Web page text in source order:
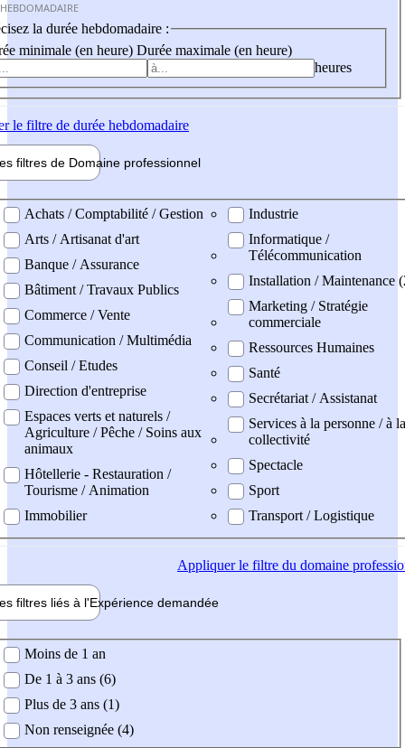
la durée hebdomadaire :
minimale (en heure) Durée maximale (en heure)
heures
le filtre de durée hebdomadaire
filtres de Domaine professionnel
professionel
Achats / Comptabilité / Gestion
Arts / Artisanat d'art
Banque / Assurance
Bâtiment / Travaux Publics
Commerce / Vente
Communication / Multimédia
Conseil / Etudes
Direction d'entreprise
Espaces verts et naturels /
Agriculture / Pêche / Soins aux
animaux
Hôtellerie - Restauration /
Tourisme / Animation
Immobilier
Industrie
Informatique /
Télécommunication
Installation / Maintenance
Marketing / Stratégie
commerciale
Ressources Humaines
Santé
Secrétariat / Assistanat
Services à la personne / à la
collectivité
Spectacle
Sport
Transport / Logistique
Appliquerle filtre du domaine
filtres liés à l'Expérience demandée
demandée
Moins de 1 an
De 1 à 3 ans (6)
Plus de 3 ans (1)
Non renseignée (4)